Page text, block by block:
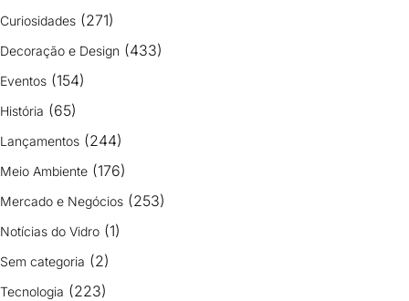
Curiosidades (271)
Decoração e Design (433)
Eventos (154)
História (65)
Lançamentos (244)
Meio Ambiente (176)
Mercado e Negócios (253)
Notícias do Vidro (1)
Sem categoria (2)
Tecnologia (223)